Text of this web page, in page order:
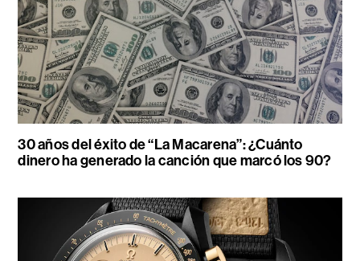
30 años del éxito de “La Macarena”: ¿Cuánto
dinero ha generado la canción que marcó los 90?